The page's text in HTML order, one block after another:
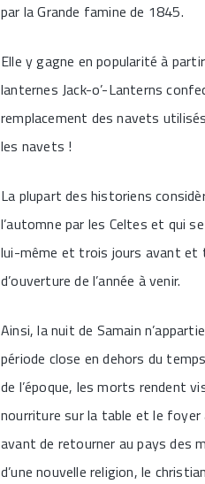
par la Grande famine de 1845.
Elle y gagne en popularité à
lanternes Jack-o’-Lanterns
remplacement des navets
les navets !
La plupart des historiens
l’automne par les Celtes et qui
lui-même et trois jours avant et
d’ouverture de l’année à venir.
Ainsi, la nuit de Samain
période close en dehors du
de l’époque, les morts rendent
nourriture sur la table et le
avant de retourner au pays des
d’une nouvelle religion, le